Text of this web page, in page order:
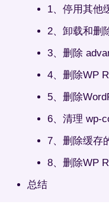
1、停用其他
2、卸载和删
3、删除
4、删除WP
5、删除
6、清理 wp-
7、删除缓存
8、删除WP
总结